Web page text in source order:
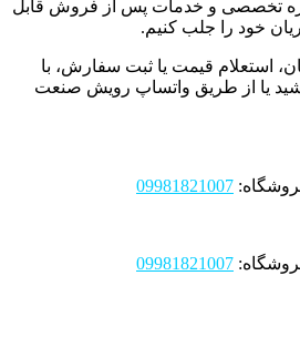
تخصصی و خدمات پس از فروش قابل
خود را جلب کنیم.
استعلام قیمت یا ثبت سفارش، با
یا از طریق واتساپ رویش صنعت
09981821007
09981821007